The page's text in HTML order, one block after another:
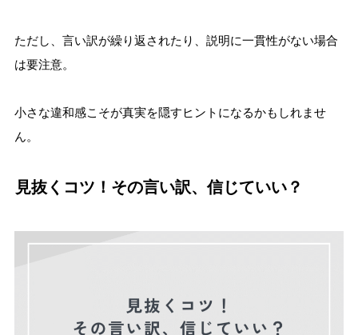
ただし、言い訳が繰り返されたり、説明に一貫性がない場合
は要注意。
小さな違和感こそが真実を隠すヒントになるかもしれませ
ん。
見抜くコツ！その言い訳、信じていい？